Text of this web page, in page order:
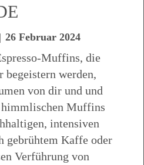
| 26 Februar 2024
Muffins, die
begeistern werden,
von dir und und
himmlischen Muffins
intensiven
gebrühtem Kaffe oder
Verführung von